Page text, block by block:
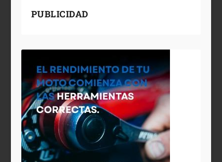
PUBLICIDAD